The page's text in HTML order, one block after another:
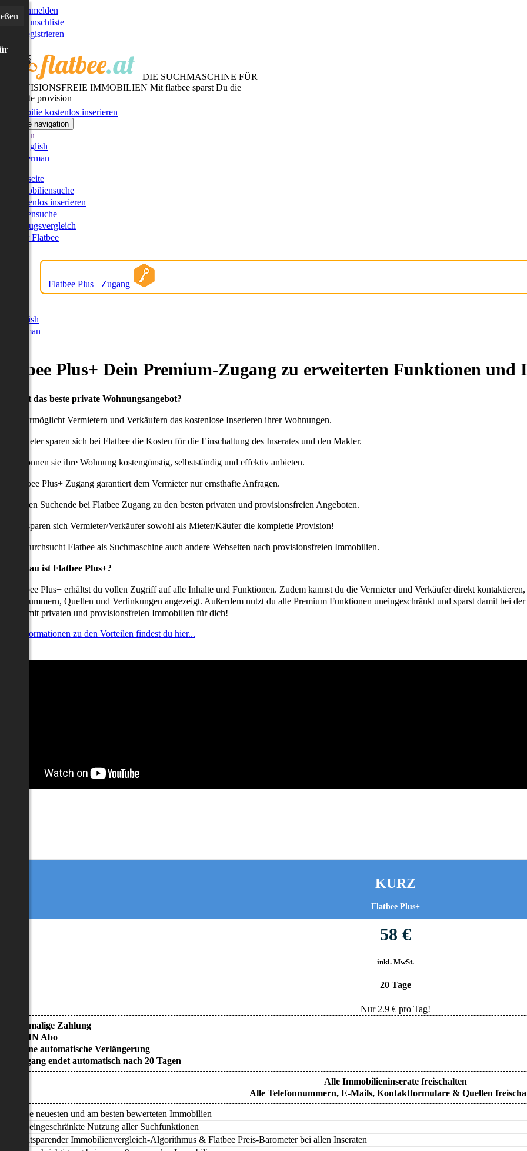
Anmelden
Wunschliste
Registrieren
DIE SUCHMASCHINE FÜR
PROVISIONSFREIE IMMOBILIEN Mit flatbee sparst Du die
gesamte provision
Immobilie kostenlos inserieren
Toggle navigation
German
English
German
Startseite
Immobiliensuche
Kostenlos inserieren
Kartensuche
Umzugsvergleich
Über Flatbee
Flatbee Plus+ Zugang
English
German
Plus+ Dein Premium-Zugang zu erweiterten Funktionen und
willst das beste private Wohnungsangebot?
ermöglicht Vermietern und Verkäufern das kostenlose Inserieren ihrer Wohnungen.
Anbieter sparen sich bei Flatbee die Kosten für die Einschaltung des Inserates und den Makler.
können sie ihre Wohnung kostengünstig, selbstständig und effektiv anbieten.
Flatbee Plus+ Zugang garantiert dem Vermieter nur ernsthafte Anfragen.
erhalten Suchende bei Flatbee Zugang zu den besten privaten und provisionsfreien Angeboten.
uns sparen sich Vermieter/Verkäufer sowohl als Mieter/Käufer die komplette Provision!
durchsucht Flatbee als Suchmaschine auch andere Webseiten nach provisionsfreien Immobilien.
genau ist Flatbee Plus+?
Flatbee Plus+ erhältst du vollen Zugriff auf alle Inhalte und Funktionen. Zudem kannst du die Vermieter und Verkäufer direkt
Quellen und Verlinkungen angezeigt. Außerdem nutzt du alle Premium Funktionen uneingeschränkt und sparst damit bei
mit privaten und provisionsfreien Immobilien für dich!
Informationen zu den Vorteilen findest du hier...
KURZ
Flatbee Plus+
58 €
inkl. MwSt.
20 Tage
Nur 2.9€ pro Tag!
• Einmalige Zahlung
• KEIN Abo
• Keine automatische Verlängerung
• Zugang endet automatisch nach 20 Tagen
Alle Immobilieninserate freischalten
Alle Telefonnummern, E-Mails, Kontaktformulare & Quellen
Alle neuesten und am besten bewerteten Immobilien
Uneingeschränkte Nutzung aller Suchfunktionen
Zeitsparender Immobilienvergleich-Algorithmus & Flatbee Preis-Barometer bei allen Inseraten